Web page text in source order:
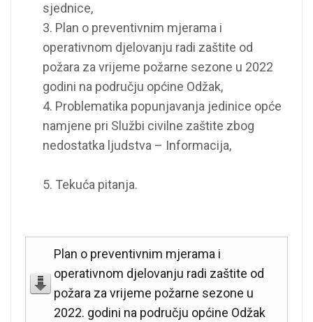
sjednice,
3. Plan o preventivnim mjerama i
operativnom djelovanju radi zaštite od
požara za vrijeme požarne sezone u 2022
godini na području općine Odžak,
4. Problematika popunjavanja jedinice opće
namjene pri Službi civilne zaštite zbog
nedostatka ljudstva – Informacija,
5. Tekuća pitanja.
Plan o preventivnim mjerama i
operativnom djelovanju radi zaštite od
požara za vrijeme požarne sezone u
2022. godini na području općine Odžak